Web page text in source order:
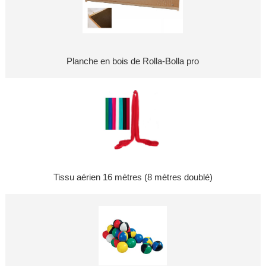
Planche en bois de Rolla-Bolla pro
Tissu aérien 16 mètres (8 mètres doublé)